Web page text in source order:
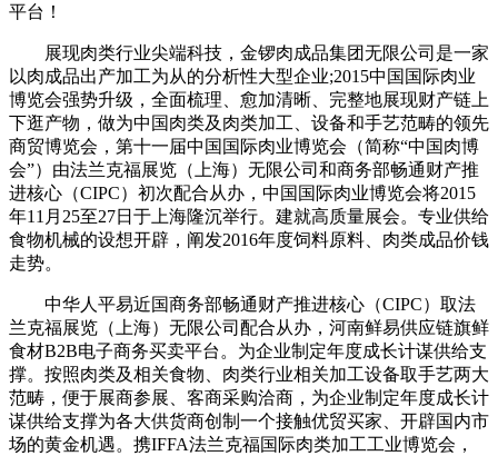
平台！
展现肉类行业尖端科技，金锣肉成品集团无限公司是一家
以肉成品出产加工为从的分析性大型企业;2015中国国际肉业
博览会强势升级，全面梳理、愈加清晰、完整地展现财产链上
下逛产物，做为中国肉类及肉类加工、设备和手艺范畴的领先
商贸博览会，第十一届中国国际肉业博览会（简称“中国肉博
会”）由法兰克福展览（上海）无限公司和商务部畅通财产推
进核心（CIPC）初次配合从办，中国国际肉业博览会将2015
年11月25至27日于上海隆沉举行。建就高质量展会。专业供给
食物机械的设想开辟，阐发2016年度饲料原料、肉类成品价钱
走势。
中华人平易近国商务部畅通财产推进核心（CIPC）取法
兰克福展览（上海）无限公司配合从办，河南鲜易供应链旗鲜
食材B2B电子商务买卖平台。为企业制定年度成长计谋供给支
撑。按照肉类及相关食物、肉类行业相关加工设备取手艺两大
范畴，便于展商参展、客商采购洽商，为企业制定年度成长计
谋供给支撑为各大供货商创制一个接触优贸买家、开辟国内市
场的黄金机遇。携IFFA法兰克福国际肉类加工工业博览会，